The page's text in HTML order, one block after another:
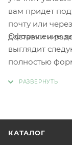
вам придет
почту или
доставки и
Оформление
выглядит
полностью
КАТАЛОГ